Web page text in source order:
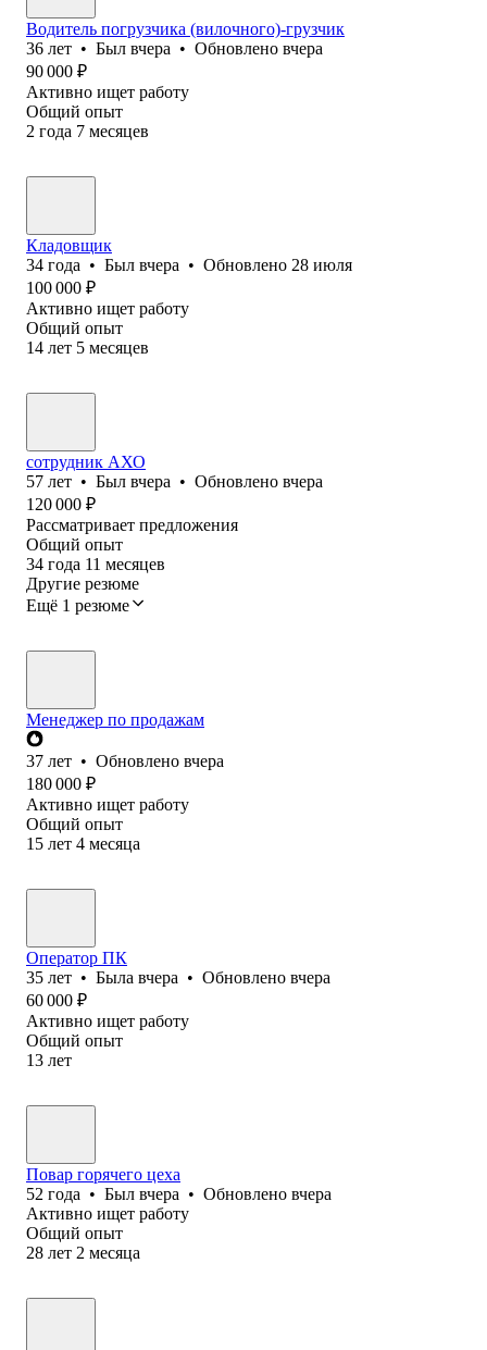
Водитель погрузчика (вилочного)-грузчик
36 лет • Был вчера • Обновлено вчера
90 000 ₽
Активно ищет работу
Общий опыт
2 года 7 месяцев
Кладовщик
34 года • Был вчера • Обновлено 28 июля
100 000 ₽
Активно ищет работу
Общий опыт
14 лет 5 месяцев
сотрудник АХО
57 лет • Был вчера • Обновлено вчера
120 000 ₽
Рассматривает предложения
Общий опыт
34 года 11 месяцев
Другие резюме
Ещё 1 резюме
Менеджер по продажам
37 лет • Обновлено вчера
180 000 ₽
Активно ищет работу
Общий опыт
15 лет 4 месяца
Оператор ПК
35 лет • Была вчера • Обновлено вчера
60 000 ₽
Активно ищет работу
Общий опыт
13 лет
Повар горячего цеха
52 года • Был вчера • Обновлено вчера
Активно ищет работу
Общий опыт
28 лет 2 месяца